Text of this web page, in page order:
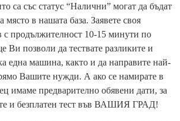
са със статус “Налични” могат да бъдат
място в нашата база. Заявете своя
с продължителност 10-15 минути по
Ви позволи да тествате разликите и
една машина, както и да направите най-
Вашите нужди. А ако се намирате в
имаме предварително обявени дати, за
и безплатен тест във ВАШИЯ ГРАД!